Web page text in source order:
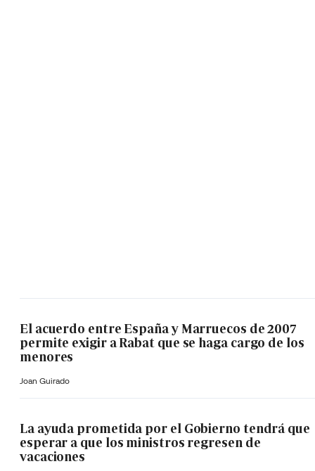
El acuerdo entre España y Marruecos de 2007
permite exigir a Rabat que se haga cargo de los
menores
Joan Guirado
La ayuda prometida por el Gobierno tendrá que
esperar a que los ministros regresen de
vacaciones